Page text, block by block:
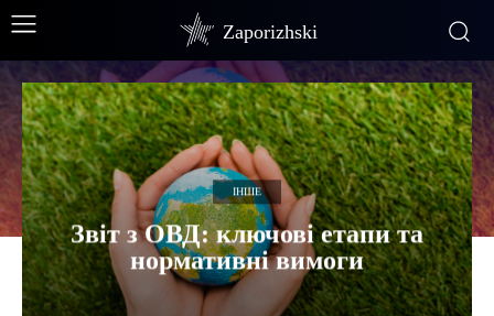
Zaporizhski
ІНШЕ
Звіт з ОВД: ключові етапи та
нормативні вимоги